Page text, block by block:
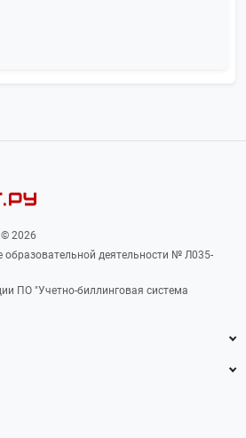
2026
образовательной деятельности № Л035-
ПО "Учетно-биллинговая система